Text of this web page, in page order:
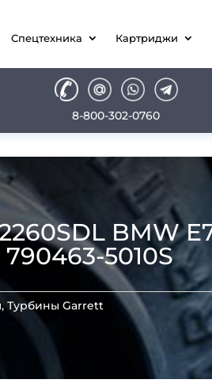
Спецтехника Картриджи
8-800-302-0760
BMW
5010S
,Турбины Garrett